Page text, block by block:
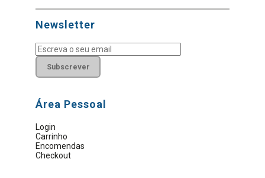
Newsletter
Subscrever
Área Pessoal
Login
Carrinho
Encomendas
Checkout